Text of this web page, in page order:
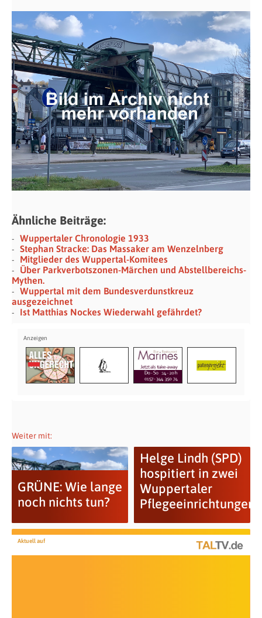
Ähnliche Beiträge:
Wuppertaler Chronologie 1933
Stephan Stracke: Das Massaker am Wenzelnberg
Mitglieder des Wuppertal-Komitees
Über Parkverbotszonen-Märchen und Abstellbereichs-
Mythen.
Wuppertal mit dem Bundesverdunstkreuz
ausgezeichnet
Ist Matthias Nockes Wiederwahl gefährdet?
Weiter mit:
GRÜNE: Wie lange
noch nichts tun?
Helge Lindh (SPD)
hospitiert in zwei
Wuppertaler
Pflegeeinrichtungen
Aktuell auf